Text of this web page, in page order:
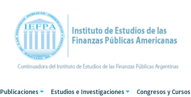
Publicaciones Estudios e Investigaciones Congresos y Cursos